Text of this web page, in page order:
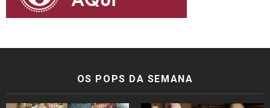
OS POPS DA SEMANA